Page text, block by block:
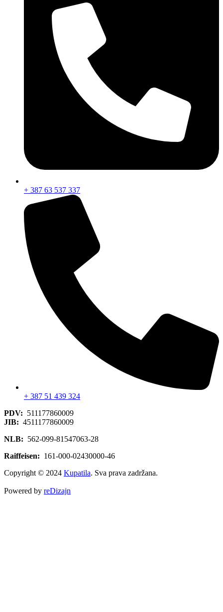
+ 387 63 537 337
+ 387 51 439 324
PDV: 511177860009
JIB: 4511177860009
NLB: 562-099-81547063-28
Raiffeisen: 161-000-02430000-46
Copyright © 2024 Kupatila. Sva prava zadržana.
Powered by reDizajn